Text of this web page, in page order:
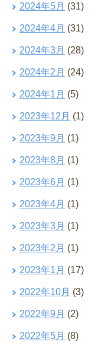
2024年5月 (31)
2024年4月 (31)
2024年3月 (28)
2024年2月 (24)
2024年1月 (5)
2023年12月 (1)
2023年9月 (1)
2023年8月 (1)
2023年6月 (1)
2023年4月 (1)
2023年3月 (1)
2023年2月 (1)
2023年1月 (17)
2022年10月 (3)
2022年9月 (2)
2022年5月 (8)